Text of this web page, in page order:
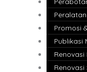
Promosi
Publikasi
Renovasi
Renovasi